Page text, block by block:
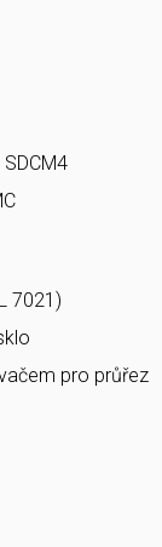
7021)
pro průřez